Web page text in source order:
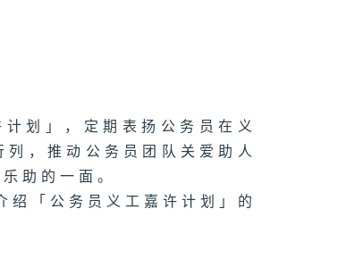
划」，定期表扬公务员在义
，推动公务员团队关爱助人
助的一面。
「公务员义工嘉许计划」的